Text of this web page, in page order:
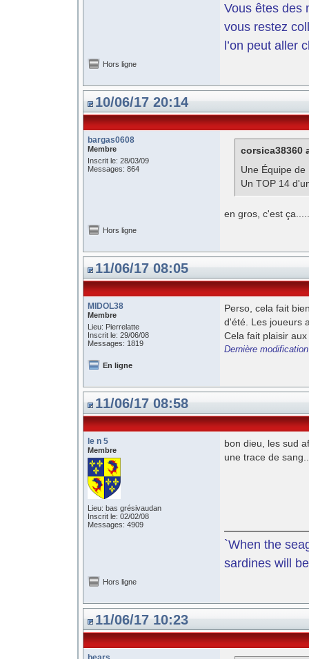
Vous êtes des
vous restez
l’on peut aller
Hors ligne
10/06/17 20:14
bargas0608
Membre
Inscrit le: 28/03/09
Messages: 864
corsica38360
Une Équipe
Un TOP 14
en gros, c'est
Hors ligne
11/06/17 08:05
MIDOL38
Membre
Lieu: Pierrelatte
Inscrit le: 29/06/08
Messages: 1819
Perso, cela fait
d'été. Les joueurs
Cela fait plaisir
Dernière
En ligne
11/06/17 08:58
le n 5
Membre
Lieu: bas grésivaudan
Inscrit le: 02/02/08
Messages: 4909
bon dieu, les sud
une trace de
`When the
sardines will
Hors ligne
11/06/17 10:23